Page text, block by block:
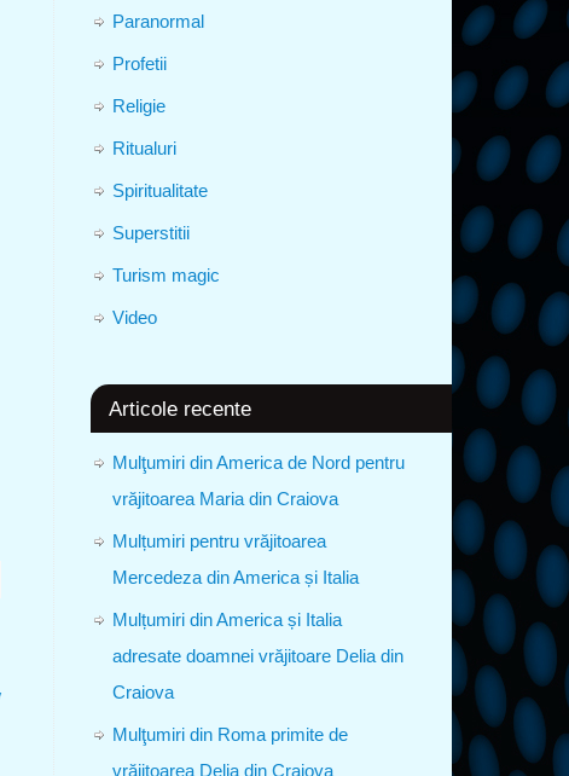
Paranormal
Profetii
Religie
Ritualuri
Spiritualitate
Superstitii
Turism magic
Video
Articole recente
Mulţumiri din America de Nord pentru
vrăjitoarea Maria din Craiova
Mulțumiri pentru vrăjitoarea
Mercedeza din America și Italia
Mulțumiri din America și Italia
adresate doamnei vrăjitoare Delia din
Craiova
Mulţumiri din Roma primite de
vrăjitoarea Delia din Craiova